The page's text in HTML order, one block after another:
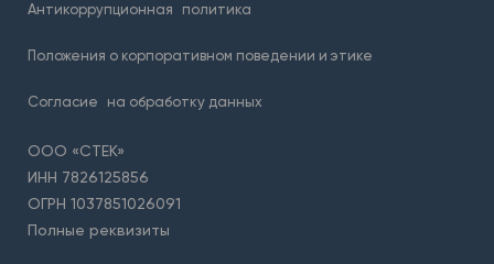
Антикоррупционная политика
Положения о корпоративном поведении и этике
Согласие на обработку данных
ООО «СТЕК»
ИНН 7826125856
ОГРН 1037851026091
Полные реквизиты